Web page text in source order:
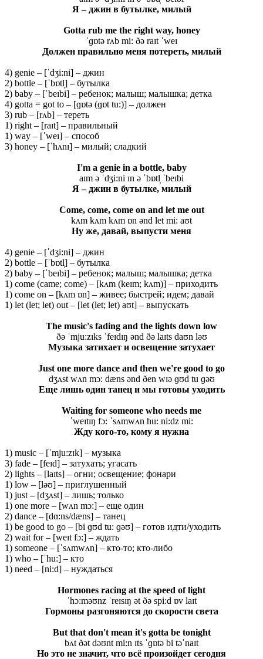
Я– джинвбутылке, милый
Gotta rub me the right way, honey
ˈɡɒtə rʌb mi: ðə raɪt ˈweɪ
Должен правильно меня потереть, милый
4) genie – [ˈdʒi:ni] – джин
2) bottle – [ˈbɒtl̩] – бутылка
2) baby – [ˈbeɪbi] – ребенок; малыш; малышка; детка
4) gotta = got to – [ɡɒtə (ɡɒt tu:)] – должен
3) rub – [rʌb] – тереть
1) right – [raɪt] – правильный
1) way – [ˈweɪ] – способ
3) honey – [ˈhʌnɪ] – милый; сладкий
I'm a genie in a bottle, baby
aɪm ə ˈdʒi:ni ɪn ə ˈbɒtl̩ ˈbeɪbi
Я– джинвбутылке, милый
Come, come, come on and let me out
kʌm kʌm kʌm ɒn ənd let mi: aʊt
Ну же, давай, выпусти меня
4) genie – [ˈdʒi:ni] – джин
2) bottle – [ˈbɒtl̩] – бутылка
2) baby – [ˈbeɪbi] – ребенок; малыш; малышка; детка
1) come (came; come) – [kʌm (keɪm; kʌm)] – приходить
1) come on – [kʌm ɒn] – живее; быстрей; идем; давай
1) let (let; let) out – [let (let; let) aʊt] – выпускать
The music's fading and the lights down low
ðə ˈmju:zɪks ˈfeɪdɪŋ ənd ðə laɪts daʊn ləʊ
Музыка затихает и освещение затухает
Just one more dance and then we're good to go
dʒʌst wʌn mɔ: dæns ənd ðen wɪə ɡʊd tu ɡəʊ
Еще лишь один танец и мы готовы уходить
Waiting for someone who needs me
ˈweɪtɪŋ fɔ: ˈsʌmwʌn hu: ni:dz mi:
Жду кого-то, кому я нужна
1) music – [ˈmju:zɪk] – музыка
3) fade – [feɪd] – затухать; угасать
2) lights – [laɪts] – огни; освещение; фонари
1) low – [ləʊ] – приглушенный
1) just – [dʒʌst] – лишь; только
1) one more – [wʌn mɔ:] – еще один
2) dance – [dɑ:ns/dæns] – танец
1) be good to go – [bi ɡʊd tu: ɡəʊ] – готов идти/уходить
2) wait for – [weɪt fɔ:] – ждать
1) someone – [ˈsʌmwʌn] – кто-то; кто-либо
1) who – [ˈhu:] – кто
1) need – [ni:d] – нуждаться
Hormones racing at the speed of light
ˈhɔ:məʊnz ˈreɪsɪŋ ət ðə spi:d ɒv laɪt
Гормоны разгоняютсядоскоростисвета
But that don't mean it's gotta be tonight
bʌt ðət dəʊnt mi:n ɪts ˈɡɒtə bi təˈnaɪt
Но это не значит, что всё произойдет сегодня